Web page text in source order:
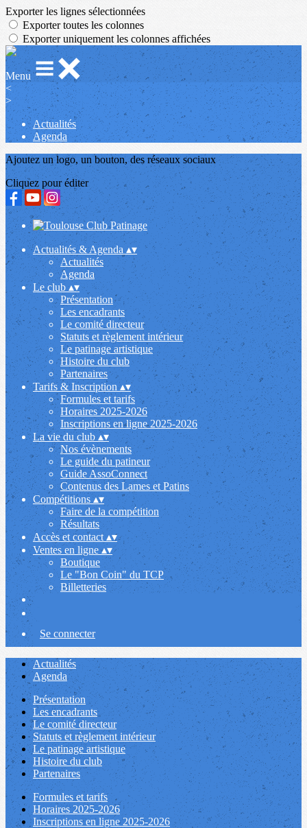
Exporter les lignes sélectionnées
Exporter toutes les colonnes
Exporter uniquement les colonnes affichées
Menu
<
>
Actualités
Agenda
Ajoutez un logo, un bouton, des réseaux sociaux
Cliquez pour éditer
Actualités & Agenda ▴▾
Actualités
Agenda
Le club ▴▾
Présentation
Les encadrants
Le comité directeur
Statuts et règlement intérieur
Le patinage artistique
Histoire du club
Partenaires
Tarifs & Inscription▴▾
Formules et tarifs
Horaires 2025-2026
Inscriptions en ligne 2025-2026
La vie du club▴▾
Nos évènements
Le guide du patineur
Guide AssoConnect
Contenus des Lames et Patins
Compétitions▴▾
Faire de la compétition
Résultats
Accès et contact ▴▾
Ventes en ligne▴▾
Boutique
Le "Bon Coin" du TCP
Billetteries
Se connecter
Actualités
Agenda
Présentation
Les encadrants
Le comité directeur
Statuts et règlement intérieur
Le patinage artistique
Histoire du club
Partenaires
Formules et tarifs
Horaires 2025-2026
Inscriptions en ligne 2025-2026